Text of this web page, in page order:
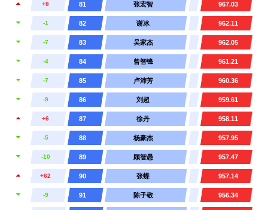
+8 81 张宏智 967.03
-1 82 谢冰 962.11
-7 83 吴家杰 962.05
-4 84 曾智锋 961.21
-7 85 卢沛芳 960.36
-9 86 刘超 959.61
+6 87 徐丹 958.11
-5 88 杨豪杰 957.95
-10 89 顾智愚 957.47
+62 90 张蝶 957.14
-9 91 陈子敬 956.34